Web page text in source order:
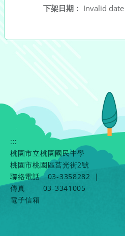
下架日期： Invalid date
:::
桃園市立桃園國民中學
桃園市桃園區莒光街2號
聯絡電話
03-3358282
|
傳真
03-3341005
電子信箱